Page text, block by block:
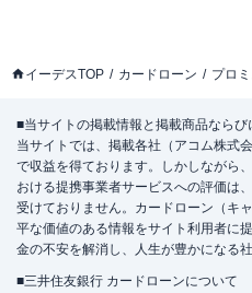
イーデスTOP カードローン プロ
■当サイトの掲載情報と掲載商品なら
当サイトでは、掲載各社（アコム株式
で収益を得ております。しかしながら
おける提携事業者サービスへの評価は
受けておりません。カードローン（キ
平な価値のある情報をサイト利用者に
金の不安を解消し、人生が豊かになる
■三井住友銀行 カードローンについて